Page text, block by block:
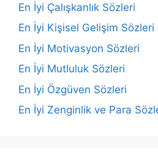
En İyi Çalışkanlık Sözleri
En İyi Kişisel Gelişim Sözleri
En İyi Motivasyon Sözleri
En İyi Mutluluk Sözleri
En İyi Özgüven Sözleri
En İyi Zenginlik ve Para